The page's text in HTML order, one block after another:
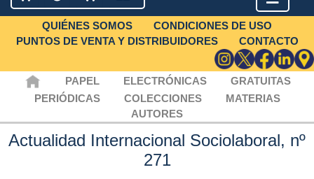
QUIÉNES SOMOS
CONDICIONES DE USO
PUNTOS DE VENTA Y DISTRIBUIDORES
CONTACTO
PAPEL ELECTRÓNICAS
GRATUITAS
PERIÓDICAS
COLECCIONES
MATERIAS
AUTORES
Actualidad Internacional Sociolaboral, nº
271